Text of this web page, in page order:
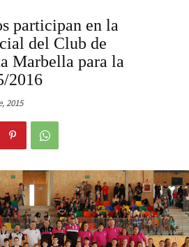
participan en la
del Club de
Marbella para la
2016
2015